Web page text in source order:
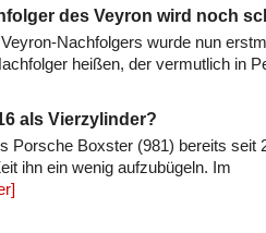
des Veyron wird noch
Nachfolgers wurde nun
heißen, der vermutlich in
als Vierzylinder?
Porsche Boxster (981) bereits seit
ihn ein wenig aufzubügeln. Im